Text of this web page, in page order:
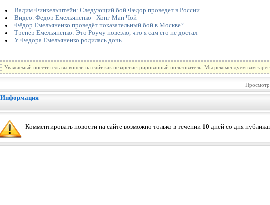
Вадим Финкельштейн: Следующий бой Федор проведет в России
Видео. Федор Емельяненко - Хонг-Ман Чой
Фёдор Емельяненко проведёт показательный бой в Москве?
Тренер Емельяненко: Это Роучу повезло, что я сам его не достал
У Федора Емельяненко родилась дочь
Уважаемый посетитель вы вошли на сайт как незарегистрированный пользователь. Мы рекомендуем вам
Информация
Комментировать новости на сайте возможно только в течении 10 дней со дня